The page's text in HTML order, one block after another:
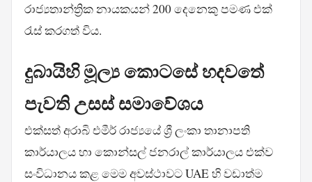
රාජ්‍යතාන්ත්‍රික නායකයන් 200 දෙනෙකු පමණ එක්
රැස් කරගත් විය.
දුබායිහි මූල්‍ය කොටසේ හදවතේ
පැවති උසස් සමාවේශය
එක්සත් අරාබි එමීර් රාජ්‍යයේ ශ්‍රී ලංකා තානාපති
කාර්යාලය හා කොන්සල් ජනරාල් කාර්යාලය එක්ව
සංවිධානය කළ මෙම අවස්ථාවට UAE හි වඩාත්ම